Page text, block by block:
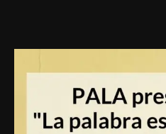
palabra